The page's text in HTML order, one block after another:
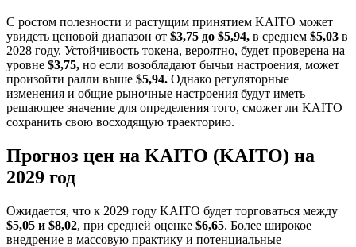
С ростом полезности и растущим принятием KAITO может
увидеть ценовой диапазон от $3,75 до $5,94, в среднем $5,03 в
2028 году. Устойчивость токена, вероятно, будет проверена на
уровне $3,75, но если возобладают бычьи настроения, может
произойти ралли выше $5,94. Однако регуляторные
изменения и общие рыночные настроения будут иметь
решающее значение для определения того, сможет ли KAITO
сохранить свою восходящую траекторию.
Прогноз цен на KAITO (KAITO) на
2029 год
Ожидается, что к 2029 году KAITO будет торговаться между
$5,05 и $8,02, при средней оценке $6,65. Более широкое
внедрение в массовую практику и потенциальные